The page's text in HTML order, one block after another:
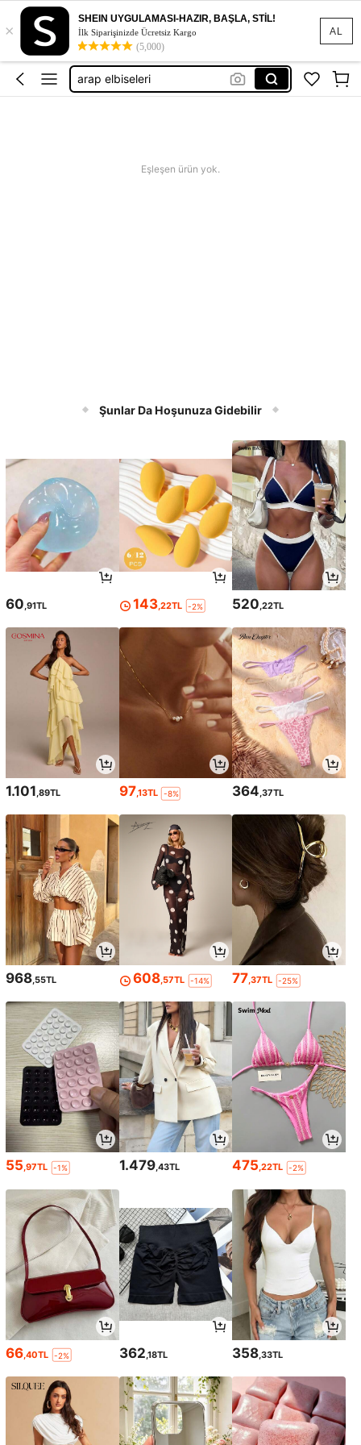
AL
×
SHEIN UYGULAMASI-HAZIR, BAŞLA, STİL!
İlk Siparişinizde Ücretsiz Kargo
(5,000)
hijab dress
abaya
ferace
arap elbiseleri
Eşleşen ürün yok.
Şunlar Da Hoşunuza Gidebilir
60 ,91TL 143 ,22TL -2% 520 ,22TL
1.101,89TL 97,13TL -8% 364,37TL
968,55TL 608,57TL -14% 77,37TL -25%
55,97TL -1% 1.479,43TL 475,22TL -2%
66 ,40TL -2% 362 ,18TL 358 ,33TL